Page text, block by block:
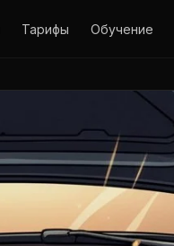
Тарифы Обучение